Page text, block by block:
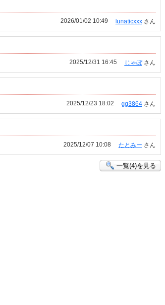
lunaticxxx さん
2026/01/02 10:49
じゃぼさん
2025/12/31 16:45
gg3864 さん
2025/12/23 18:02
たとみー さん
2025/12/07 10:08
一覧(4)を見る